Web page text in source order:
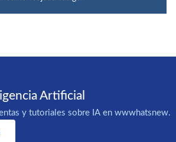
Artificial
y tutoriales sobre IA en wwwhatsnew.